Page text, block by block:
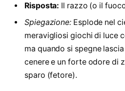
Risposta: Il razzo (o il
Spiegazione: Esplode nel
meravigliosi giochi di luce
ma quando si spegne
cenere e un forte odore di
sparo (fetore).